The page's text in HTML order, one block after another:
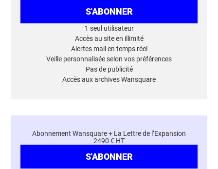
S'ABONNER
1 seul utilisateur
Accès au site en illimité
Alertes mail en temps réel
Veille personnalisée selon vos préférences
Pas de publicité
Accès aux archives Wansquare
Abonnement Wansquare + La Lettre de l’Expansion
2490 € HT
S'ABONNER